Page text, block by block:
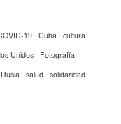
19 Cuba
cultura
Unidos
Fotografía
Rusia salud solidaridad